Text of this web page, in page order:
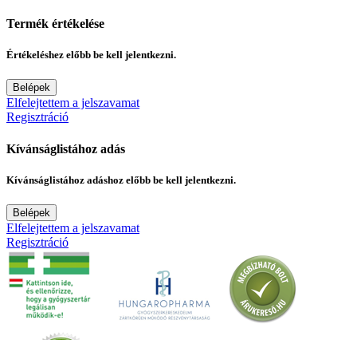
Termék értékelése
Értékeléshez előbb be kell jelentkezni.
Belépek
Elfelejtettem a jelszavamat
Regisztráció
Kívánságlistához adás
Kívánságlistához adáshoz előbb be kell jelentkezni.
Belépek
Elfelejtettem a jelszavamat
Regisztráció